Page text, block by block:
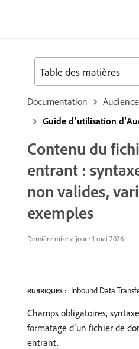
Documentation
Guide d’utilisation
Contenu du
entrant :
non valides,
exemples
Dernière mise à jour : 1 mai 2026
RUBRIQUES : Inbound Data
Champs obligatoires,
formatage d’un fichier de
entrant.
Table des matières